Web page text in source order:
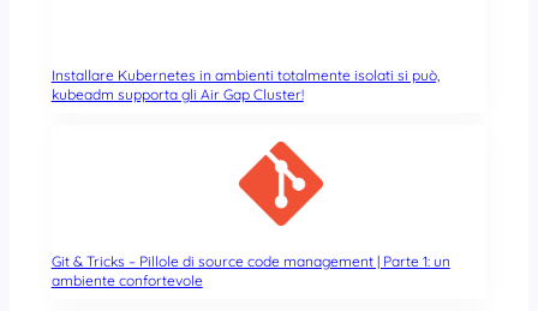
Installare Kubernetes in ambienti totalmente isolati si può,
kubeadm supporta gli Air Gap Cluster!
Git & Tricks – Pillole di source code management | Parte 1: un
ambiente confortevole